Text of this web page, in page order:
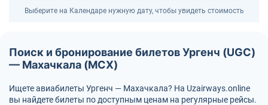
Выберите на Календаре нужную дату, чтобы увидеть стоимость
Поиск и бронирование билетов Ургенч (UGC)
— Махачкала (MCX)
Ищете авиабилеты Ургенч — Махачкала? На Uzairways.online
вы найдете билеты по доступным ценам на регулярные рейсы.